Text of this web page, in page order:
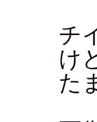
チ
け
た